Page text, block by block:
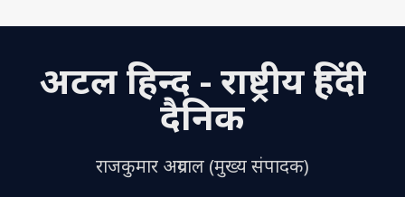
s
p
p
e
o
o
e
n
l e
अटल हिन्द - राष्ट्रीय हिंदी
दैनिक
राजकुमार अग्रवाल (मुख्य संपादक)